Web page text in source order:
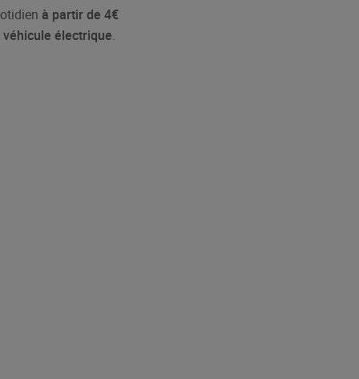
à partir de 4€
électrique.